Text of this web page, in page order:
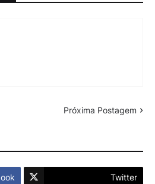
Próxima Postagem
Twitter